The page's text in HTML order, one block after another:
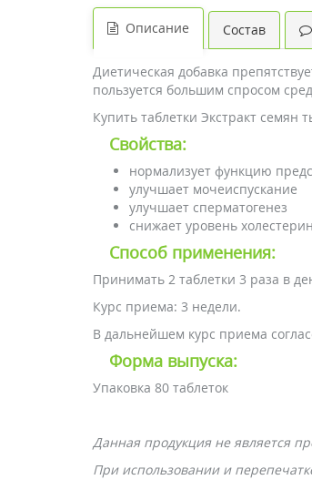
Описание Состав
Диетическая добавка
пользуется большим спросом
Купить таблетки Экстракт
Свойства:
нормализует функцию
улучшает мочеиспускание
улучшает сперматогенез
снижает уровень
Способ применения:
Принимать 2 таблетки 3 раза в
Курс приема: 3 недели.
В дальнейшем курс приема
Форма выпуска:
Упаковка 80 таблеток
Данная продукция не является
При использовании и